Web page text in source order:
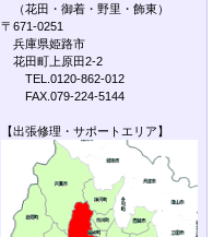
（花田・御着・野里・飾東）
〒671-0251
兵庫県姫路市
花田町上原田2-2
TEL.0120-862-012
FAX.079-224-5144
【出張修理・サポートエリア】